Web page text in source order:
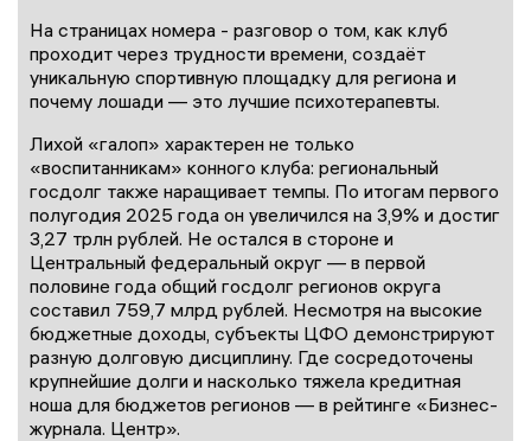
На страницах номера - разговор о том, как клуб
проходит через трудности времени, создаёт
уникальную спортивную площадку для региона и
почему лошади — это лучшие психотерапевты.
Лихой «галоп» характерен не только
«воспитанникам» конного клуба: региональный
госдолг также наращивает темпы. По итогам первого
полугодия 2025 года он увеличился на 3,9% и достиг
3,27 трлн рублей. Не остался в стороне и
Центральный федеральный округ — в первой
половине года общий госдолг регионов округа
составил 759,7 млрд рублей. Несмотря на высокие
бюджетные доходы, субъекты ЦФО демонстрируют
разную долговую дисциплину. Где сосредоточены
крупнейшие долги и насколько тяжела кредитная
ноша для бюджетов регионов — в рейтинге «Бизнес-
журнала. Центр».